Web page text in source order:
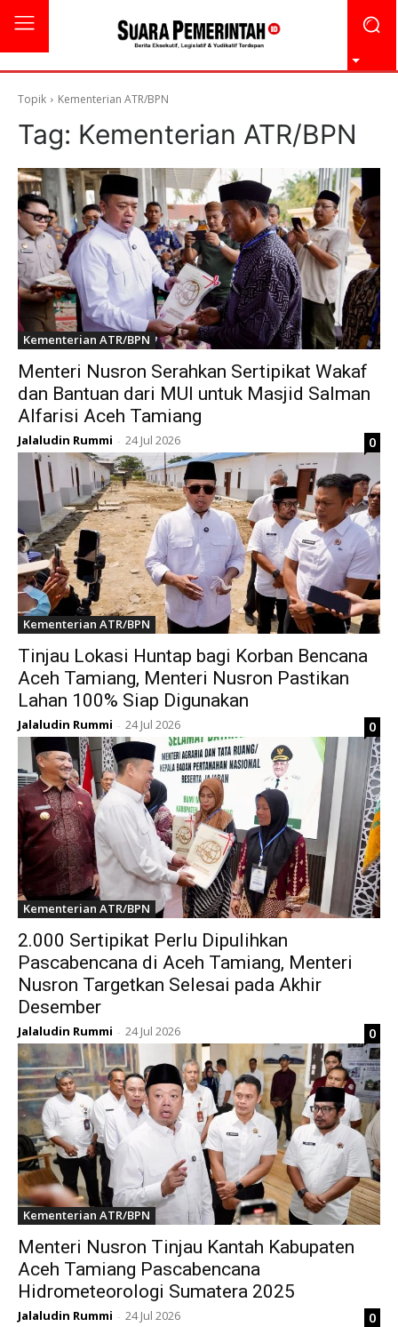
Topik Kementerian ATR/BPN
Tag: Kementerian ATR/BPN
Kementerian ATR/BPN
Menteri Nusron Serahkan Sertipikat Wakaf
dan Bantuan dari MUI untuk Masjid Salman
Alfarisi Aceh Tamiang
Jalaludin Rummi - 24 Jul 2026 0
Kementerian ATR/BPN
Tinjau Lokasi Huntap bagi Korban Bencana
Aceh Tamiang, Menteri Nusron Pastikan
Lahan 100% Siap Digunakan
Jalaludin Rummi - 24 Jul 2026 0
Kementerian ATR/BPN
2.000 Sertipikat Perlu Dipulihkan
Pascabencana di Aceh Tamiang, Menteri
Nusron Targetkan Selesai pada Akhir
Desember
Jalaludin Rummi - 24 Jul 2026 0
Kementerian ATR/BPN
Menteri Nusron Tinjau Kantah Kabupaten
Aceh Tamiang Pascabencana
Hidrometeorologi Sumatera 2025
Jalaludin Rummi - 24 Jul 2026 0